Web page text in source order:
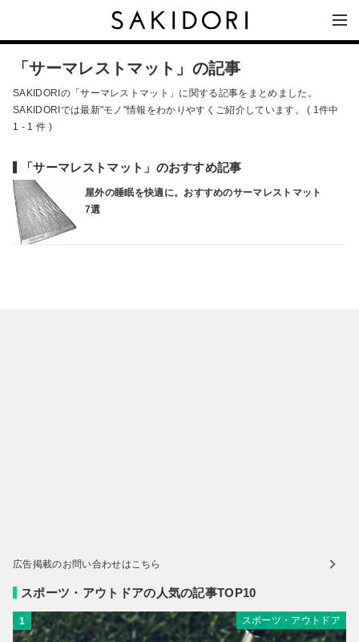
「サーマレストマット」の記事
SAKIDORIの「サーマレストマット」に関する記事をまとめました。
SAKIDORIでは最新"モノ"情報をわかりやすくご紹介しています。 ( 1件中
1 - 1 件 )
「サーマレストマット」のおすすめ記事
屋外の睡眠を快適に。おすすめのサーマレストマット
7選
広告掲載のお問い合わせはこちら
スポーツ・アウトドアの人気の記事TOP10
1 スポーツ・アウトドア